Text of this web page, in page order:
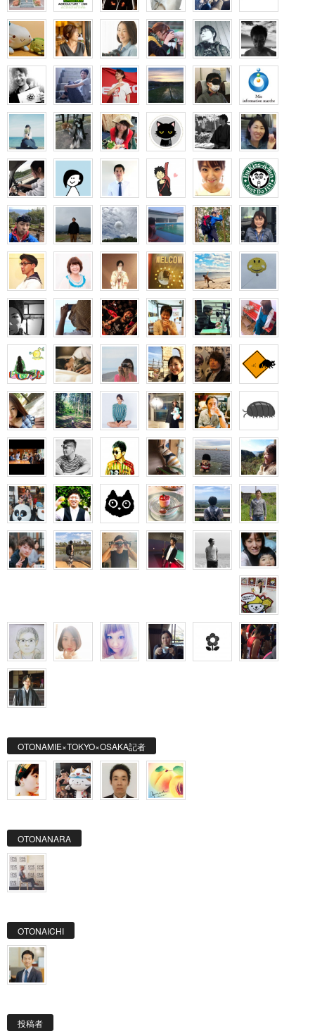
OTONAMIE×TOKYO×OSAKA記者
OTONANARA
OTONAICHI
投稿者